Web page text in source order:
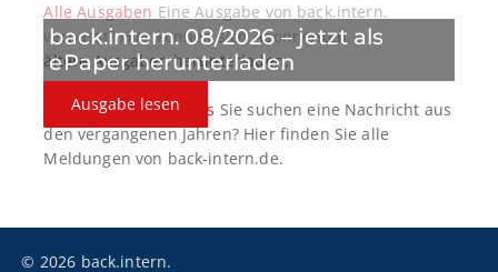
nback.intern. 08/2026 – jetzt als
ePaper herunterladen
Ausgabe lesen
Alle Ausgaben Eine Ausgabe von back.intern.
verpasst? Hier können sich Abonnenten
ältere Ausgaben herunterladen.
back.intern. Top-News Sie suchen eine Nachricht aus
den vergangenen Jahren? Hier finden Sie alle
Meldungen von back-intern.de.
© 2026 back.intern.